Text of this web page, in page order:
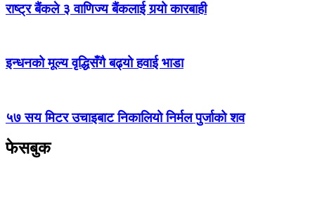
राष्ट्र बैंकले ३ वाणिज्य बैंकलाई गर्‍यो कारबाही
इन्धनको मूल्य वृद्धिसँगै बढ्यो हवाई भाडा
५७ सय मिटर उचाइबाट निकालियो निर्मल पुर्जाको शव
फेसबुक